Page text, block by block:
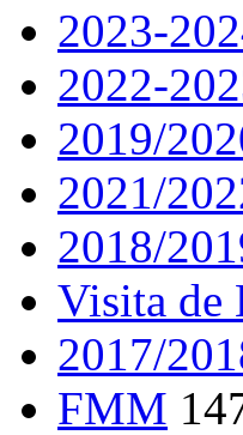
2023-
2022-
2019/
2021/
2018/
Visita de
2017/
FMM